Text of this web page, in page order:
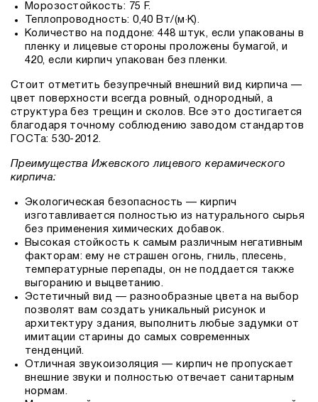
Морозостойкость: 75 F.
Теплопроводность: 0,40 Вт/(м·K).
Количество на поддоне: 448 штук, если упакованы в
пленку и лицевые стороны проложены бумагой, и
420, если кирпич упакован без пленки.
Стоит отметить безупречный внешний вид кирпича —
цвет поверхности всегда ровный, однородный, а
структура без трещин и сколов. Все это достигается
благодаря точному соблюдению заводом стандартов
ГОСТа: 530-2012.
Преимущества Ижевского лицевого керамического
кирпича:
Экологическая безопасность — кирпич
изготавливается полностью из натурального сырья
без применения химических добавок.
Высокая стойкость к самым различным негативным
факторам: ему не страшен огонь, гниль, плесень,
температурные перепады, он не поддается также
выгоранию и выцветанию.
Эстетичный вид — разнообразные цвета на выбор
позволят вам создать уникальный рисунок и
архитектуру здания, выполнить любые задумки от
имитации старины до самых современных
тенденций.
Отличная звукоизоляция — кирпич не пропускает
внешние звуки и полностью отвечает санитарным
нормам.